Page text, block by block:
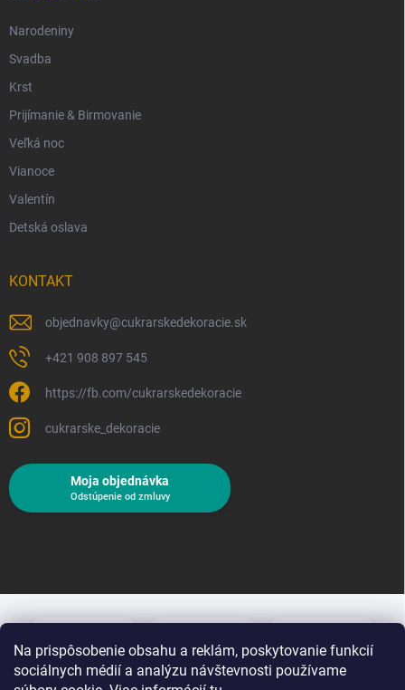
Na prispôsobenie obsahu a reklám, poskytovanie funkcií
sociálnych médií a analýzu návštevnosti používame
Narodeniny
Svadba
Krst
Prijímanie & Birmovanie
Veľká noc
Vianoce
Valentín
Detská oslava
KONTAKT
objednavky@cukrarskedekoracie.sk
+421 908 897 545
https://fb.com/cukrarskedekoracie
cukrarske_dekoracie
Moja objednávka
Odstúpenie od zmluvy